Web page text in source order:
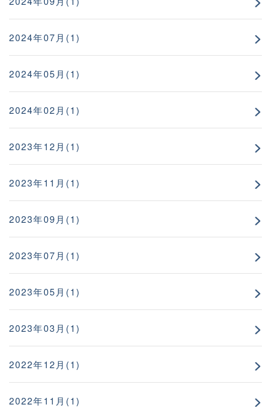
2024年07月(1)
2024年05月(1)
2024年02月(1)
2023年12月(1)
2023年11月(1)
2023年09月(1)
2023年07月(1)
2023年05月(1)
2023年03月(1)
2022年12月(1)
2022年11月(1)